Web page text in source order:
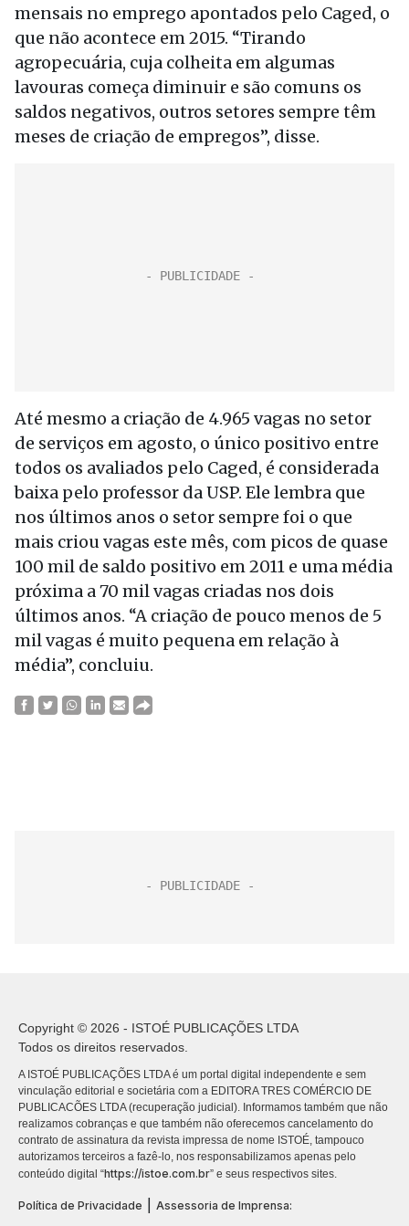
mensais no emprego apontados pelo Caged, o
que não acontece em 2015. “Tirando
agropecuária, cuja colheita em algumas
lavouras começa diminuir e são comuns os
saldos negativos, outros setores sempre têm
meses de criação de empregos”, disse.
Até mesmo a criação de 4.965 vagas no setor
de serviços em agosto, o único positivo entre
todos os avaliados pelo Caged, é considerada
baixa pelo professor da USP. Ele lembra que
nos últimos anos o setor sempre foi o que
mais criou vagas este mês, com picos de quase
100 mil de saldo positivo em 2011 e uma média
próxima a 70 mil vagas criadas nos dois
últimos anos. “A criação de pouco menos de 5
mil vagas é muito pequena em relação à
média”, concluiu.
Copyright © 2026 - ISTOÉ PUBLICAÇÕES LTDA
Todos os direitos reservados.
A ISTOÉ PUBLICAÇÕES LTDA é um portal digital independente e sem
vinculação editorial e societária com a EDITORA TRES COMÉRCIO DE
PUBLICACÕES LTDA (recuperação judicial). Informamos também que não
realizamos cobranças e que também não oferecemos cancelamento do
contrato de assinatura da revista impressa de nome ISTOÉ, tampouco
autorizamos terceiros a fazê-lo, nos responsabilizamos apenas pelo
conteúdo digital “https://istoe.com.br” e seus respectivos sites.
Política de Privacidade
Assessoria de Imprensa: